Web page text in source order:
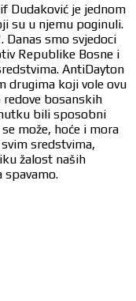
Dudaković je jednom
su u njemu poginuli.
Danas smo svjedoci
Republike Bosne i
AntiDayton
drugima koji vole ovu
bosanskih
bili sposobni
može, hoće i mora
sredstvima,
žalost naših
spavamo.